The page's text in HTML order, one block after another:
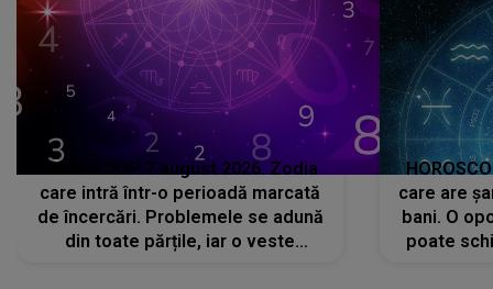
HOROSCOP 7 august 2026. Zodia
care intră într-o perioadă marcată
de încercări. Problemele se adună
din toate părțile, iar o veste
care are
bani. O
poate